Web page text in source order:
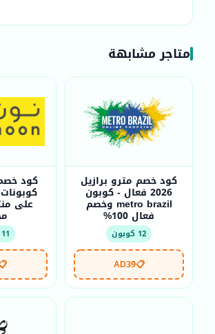
متاجر مشابهة
كود خصم مترو برازيل
2026 فعال - كوبون
metro brazil وخصم
فعال 100%
12 كوبون
📋
AD39
11 كوبون